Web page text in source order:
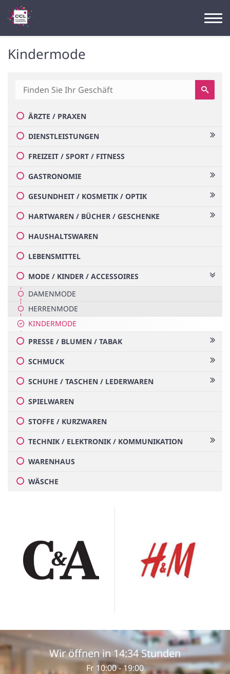
Kindermode
ÄRZTE / PRAXEN
DIENSTLEISTUNGEN
FREIZEIT / SPORT / FITNESS
GASTRONOMIE
GESUNDHEIT / KOSMETIK / OPTIK
HARTWAREN / BÜCHER / GESCHENKE
HAUSHALTSWAREN
LEBENSMITTEL
MODE / KINDER / ACCESSOIRES
DAMENMODE
HERRENMODE
KINDERMODE
PRESSE / BLUMEN / TABAK
SCHMUCK
SCHUHE / TASCHEN / LEDERWAREN
SPIELWAREN
STOFFE / KURZWAREN
TECHNIK / ELEKTRONIK / KOMMUNIKATION
WARENHAUS
WÄSCHE
Wir öffnen in14:34 Stunden
Fr 10:00 - 19:00